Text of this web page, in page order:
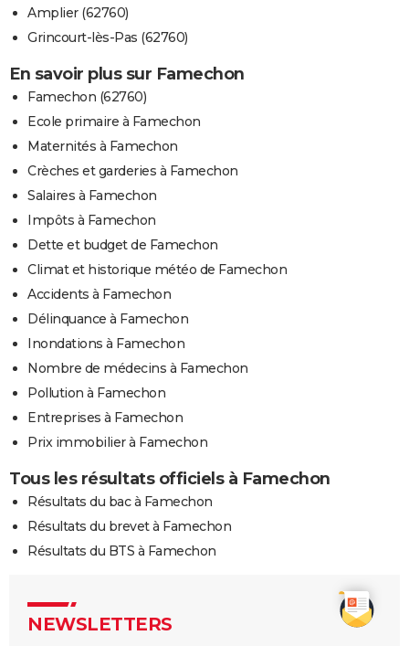
Amplier (62760)
Grincourt-lès-Pas (62760)
En savoir plus sur Famechon
Famechon (62760)
Ecole primaire à Famechon
Maternités à Famechon
Crèches et garderies à Famechon
Salaires à Famechon
Impôts à Famechon
Dette et budget de Famechon
Climat et historique météo de Famechon
Accidents à Famechon
Délinquance à Famechon
Inondations à Famechon
Nombre de médecins à Famechon
Pollution à Famechon
Entreprises à Famechon
Prix immobilier à Famechon
Tous les résultats officiels à Famechon
Résultats du bac à Famechon
Résultats du brevet à Famechon
Résultats du BTS à Famechon
NEWSLETTERS